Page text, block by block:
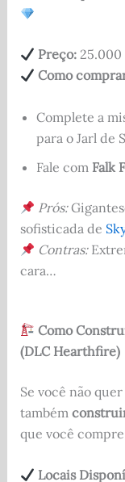
Preço:25.000
Como
Complete a
para o Jarl de
Fale com Falk
Prós:
sofisticada de
Contras:
cara…
Como
(DLC Hearthfire)
Se você não
também
que você
Locais